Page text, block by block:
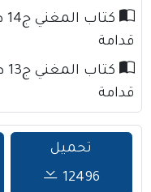
قدامة
قدامة
تحميل
12496